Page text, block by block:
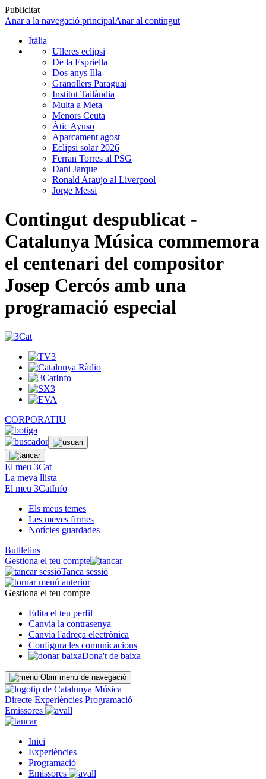
Publicitat
Anar a la navegació principalAnar al contingut
Itàlia
Ulleres eclipsi
De la Espriella
Dos anys Illa
Granollers Paraguai
Institut Tailàndia
Multa a Meta
Menors Ceuta
Àtic Ayuso
Aparcament agost
Eclipsi solar 2026
Ferran Torres al PSG
Dani Jarque
Ronald Araujo al Liverpool
Jorge Messi
Contingut despublicat -
Catalunya Música commemora
el centenari del compositor
Josep Cercós amb una
programació especial
CORPORATIU
El meu 3Cat
La meva llista
El meu 3CatInfo
Els meus temes
Les meves firmes
Notícies guardades
Butlletins
Gestiona el teu compte
Tanca sessió
Gestiona el teu compte
Edita el teu perfil
Canvia la contrasenya
Canvia l'adreça electrònica
Configura les comunicacions
Dona't de baixa
Obrir menu de navegació
Directe Experiències Programació
Emissores
Inici
Experiències
Programació
Emissores